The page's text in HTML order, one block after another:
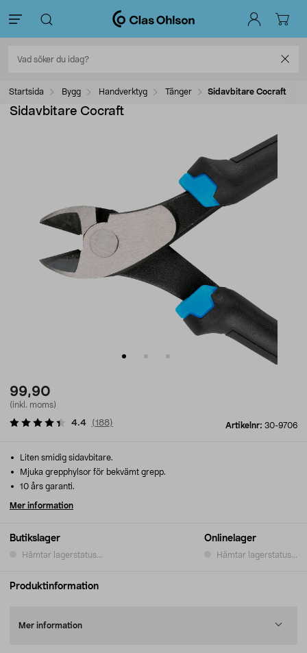
Startsida Bygg Handverktyg Tänger Sidavbitare Cocraft
Sidavbitare Cocraft
99,90
(inkl. moms)
Artikelnr: 30-9706
4.4 (188)
Butikslager
Hämtar lagerstatus...
Onlinelager
Hämtar lagerstatus...
Liten smidig sidavbitare.
Mjuka grepphylsor för bekvämt grepp.
10 års garanti.
Mer information
Produktinformation
Mer information